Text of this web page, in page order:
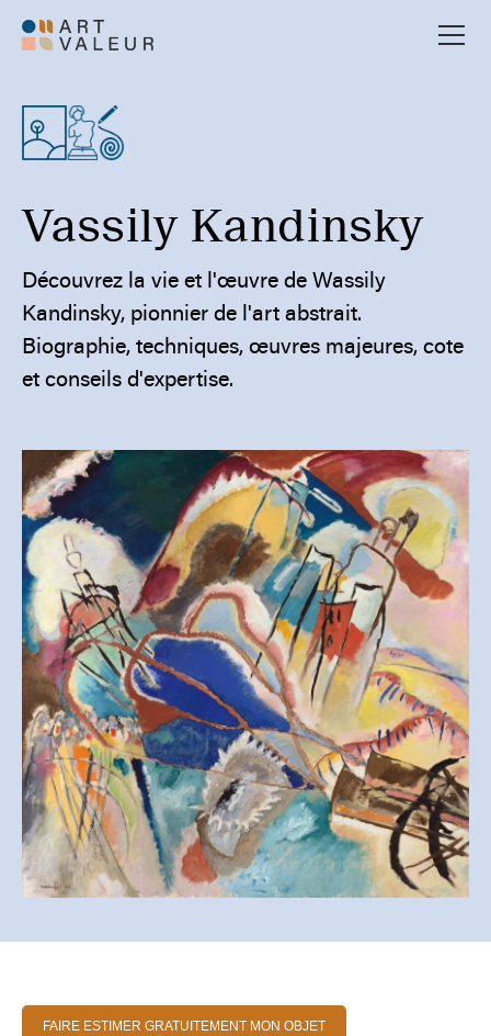
Vassily Kandinsky
Découvrez la vie et l'œuvre de Wassily
Kandinsky, pionnier de l'art abstrait.
Biographie, techniques, œuvres majeures, cote
et conseils d'expertise.
FAIRE ESTIMER GRATUITEMENT MON OBJET